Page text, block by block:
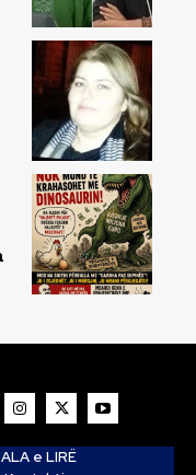
e LIRË